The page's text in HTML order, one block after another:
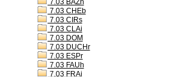
7.03 BAZh
7.03 CHEb
7.03 CIRs
7.03 CLAi
7.03 DOM
7.03 DUCHr
7.03 ESPr
7.03 FAUh
7.03 FRAi